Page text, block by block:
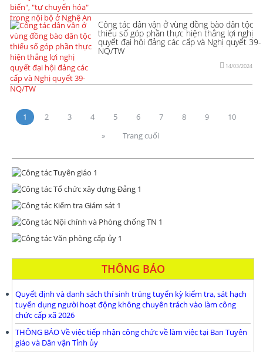
Công tác dân vận ở vùng đồng bào dân tộc
thiểu số góp phần thực hiện thắng lợi nghị
quyết đại hội đảng các cấp và Nghị quyết 39-
NQ/TW
14/03/2024
1 2 3 4 5 6 7 8 9
10
»
Trang cuối
THÔNG BÁO
Quyết định và danh sách thí sinh trúng tuyển kỳ kiểm tra, sát hạch
tuyển dụng người hoạt động không chuyên trách vào làm công
chức cấp xã 2026
THÔNG BÁO Về việc tiếp nhận công chức về làm việc tại Ban Tuyên
giáo và Dân vận Tỉnh ủy